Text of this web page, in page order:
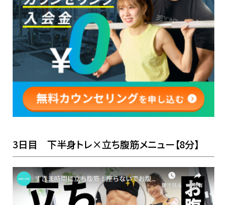
3日目 下半身トレ×立ち腹筋メニュー【8分】